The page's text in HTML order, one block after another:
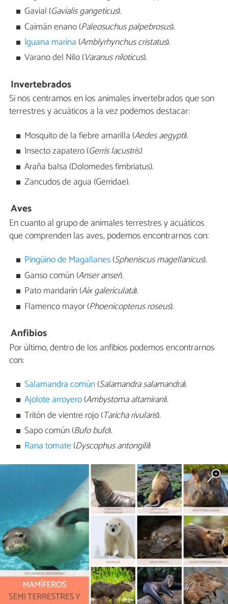
Gavial (Gavialis gangeticus).
Caimán enano (Paleosuchus palpebrosus).
Iguana marina (Amblyrhynchus cristatus).
Varano del Nilo (Varanus niloticus).
Invertebrados
Si nos centramos en los animales invertebrados que son
terrestres y acuáticos a la vez podemos destacar:
Mosquito de la fiebre amarilla (Aedes aegypti).
Insecto zapatero (Gerris lacustris).
Araña balsa (Dolomedes fimbriatus).
Zancudos de agua (Gerridae).
Aves
En cuanto al grupo de animales terrestres y acuáticos
que comprenden las aves, podemos encontrarnos con:
Pingüino de Magallanes(Spheniscus magellanicus).
Ganso común (Anser anser).
Pato mandarín (Aix galericulata).
Flamenco mayor (Phoenicopterus roseus).
Anfibios
Por último, dentro de los anfibios podemos encontrarnos
con:
Salamandra común (Salamandra salamandra).
Ajolote arroyero(Ambystoma altamirani).
Tritón de vientre rojo (Taricha rivularis).
Sapo común (Bufo bufo).
Rana tomate (Dyscophus antongilii)